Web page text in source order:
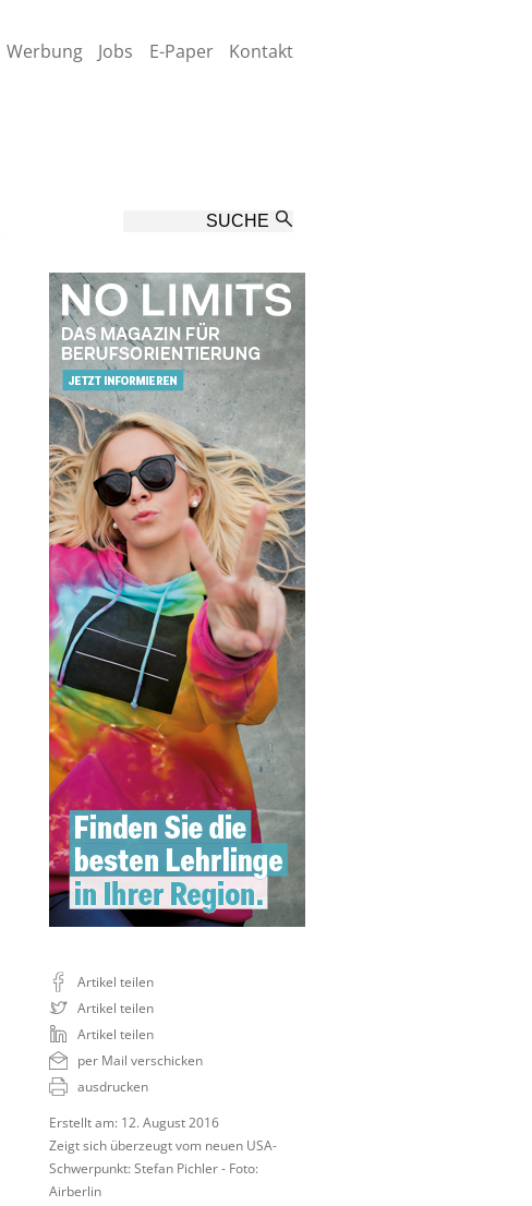
Werbung Jobs E-Paper Kontakt
Artikel teilen
Artikel teilen
Artikel teilen
per Mail verschicken
ausdrucken
Erstellt am: 12. August 2016
Zeigt sich überzeugt vom neuen USA-
Schwerpunkt: Stefan Pichler - Foto:
Airberlin